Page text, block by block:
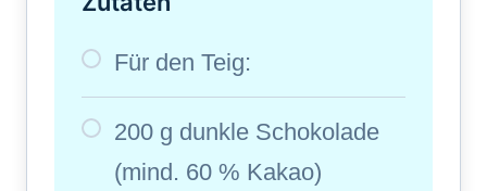
Für den Teig:
200 g dunkle Schokolade
(mind. 60 % Kakao)